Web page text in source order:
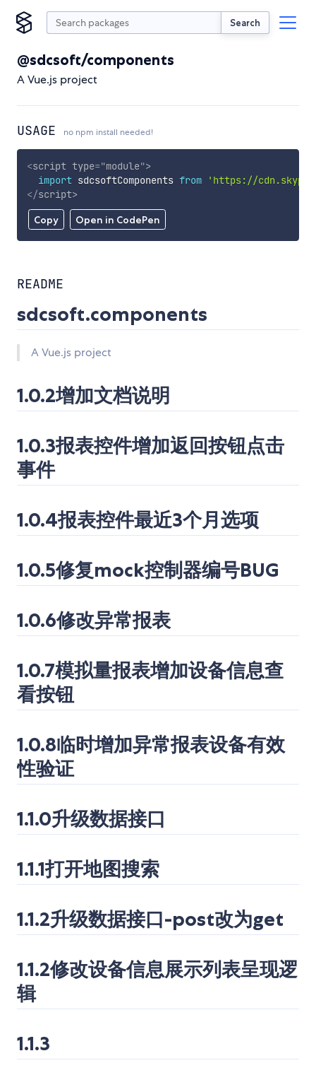
Search
@sdcsoft/components
A Vue.js project
USAGE no npm install needed!
Copy Open in CodePen
<script type="module">
import sdcsoftComponents from
'https://
</script>
README
sdcsoft.components
A Vue.js project
1.0.2增加文档说明
1.0.3报表控件增加返回按钮点击
事件
1.0.4报表控件最近3个月选项
1.0.5修复mock控制器编号BUG
1.0.6修改异常报表
1.0.7模拟量报表增加设备信息查
看按钮
1.0.8临时增加异常报表设备有效
性验证
1.1.0升级数据接口
1.1.1打开地图搜索
1.1.2升级数据接口-post改为get
1.1.2修改设备信息展示列表呈现逻
辑
1.1.3